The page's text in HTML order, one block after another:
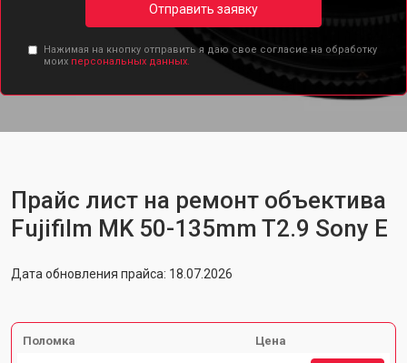
Отправить заявку
Нажимая на кнопку отправить я даю свое согласие на обработку
моих персональных данных.
Прайс лист на ремонт объектива
Fujifilm MK 50-135mm T2.9 Sony E
Дата обновления прайса: 18.07.2026
Поломка Цена